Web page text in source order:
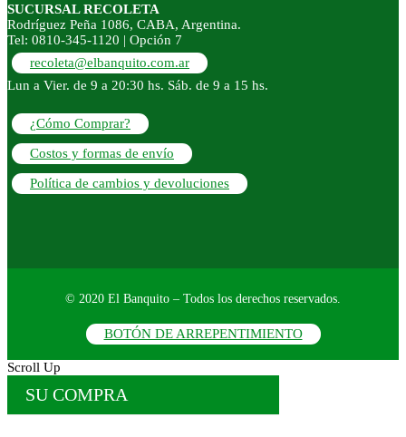
SUCURSAL RECOLETA
Rodríguez Peña 1086, CABA, Argentina.
Tel: 0810-345-1120 | Opción 7
recoleta@elbanquito.com.ar
Lun a Vier. de 9 a 20:30 hs. Sáb. de 9 a 15 hs.
¿Cómo Comprar?
Costos y formas de envío
Política de cambios y devoluciones
© 2020 El Banquito – Todos los derechos reservados.
BOTÓN DE ARREPENTIMIENTO
Scroll Up
SU COMPRA